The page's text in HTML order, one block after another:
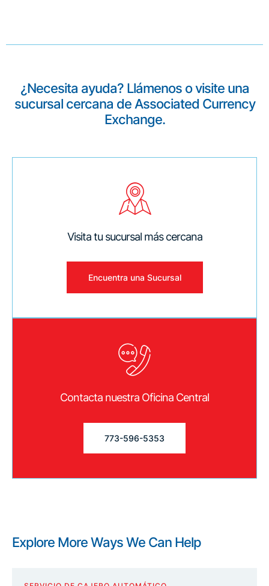
¿Necesita ayuda? Llámenos o visite una
sucursal cercana de Associated Currency
Exchange.
Visita tu sucursal más cercana
Encuentra una Sucursal
Contacta nuestra Oficina Central
773-596-5353
Explore More Ways We Can Help